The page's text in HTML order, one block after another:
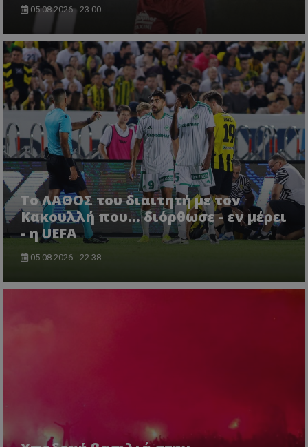
05.08.2026 - 23:00
Το ΛΑΘΟΣ του διαιτητή με τον
Κακουλλή που... διόρθωσε - εν μέρει
- η UEFA
05.08.2026 - 22:38